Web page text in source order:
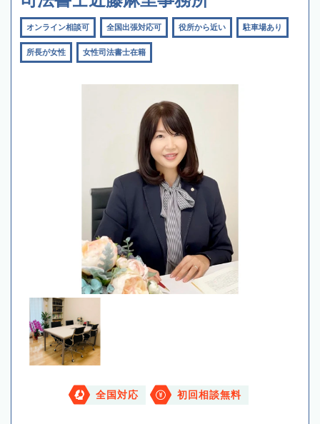
オンライン相談可 全国出張対応可 役所から近い 駐車場あり
所長が女性 女性司法書士在籍
全国対応 初回相談無料